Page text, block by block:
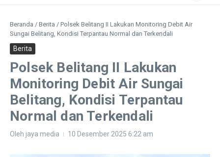
Beranda / Berita / Polsek Belitang II Lakukan Monitoring Debit Air
Sungai Belitang, Kondisi Terpantau Normal dan Terkendali
Berita
Polsek Belitang II Lakukan
Monitoring Debit Air Sungai
Belitang, Kondisi Terpantau
Normal dan Terkendali
Oleh jaya media 10 Desember 2025 6:22 am